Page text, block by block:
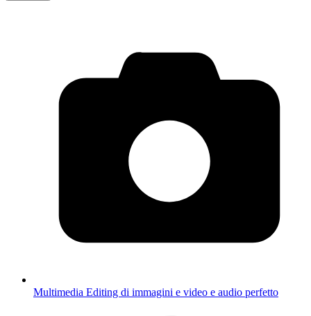
Multimedia Editing di immagini e video e audio perfetto